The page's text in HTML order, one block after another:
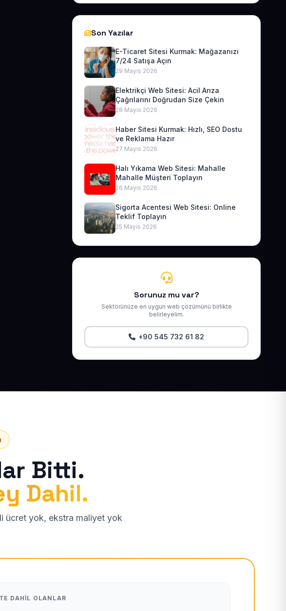
Son Yazılar
E-Ticaret Sitesi Kurmak: Mağazanızı
7/24 Satışa Açın
29 Mayıs 2026
Elektrikçi Web Sitesi: Acil Arıza
Çağrılarını Doğrudan Size Çekin
28 Mayıs 2026
Haber Sitesi Kurmak: Hızlı, SEO Dostu
ve Reklama Hazır
27 Mayıs 2026
Halı Yıkama Web Sitesi: Mahalle
Mahalle Müşteri Toplayın
26 Mayıs 2026
Sigorta Acentesi Web Sitesi: Online
Teklif Toplayın
25 Mayıs 2026
Sorunuz mu var?
Sektörünüze en uygun web çözümünü birlikte
belirleyelim.
+90 545 732 61 82
Bitti.
Dahil.
ücret yok, ekstra maliyet yok
DAHIL OLANLAR